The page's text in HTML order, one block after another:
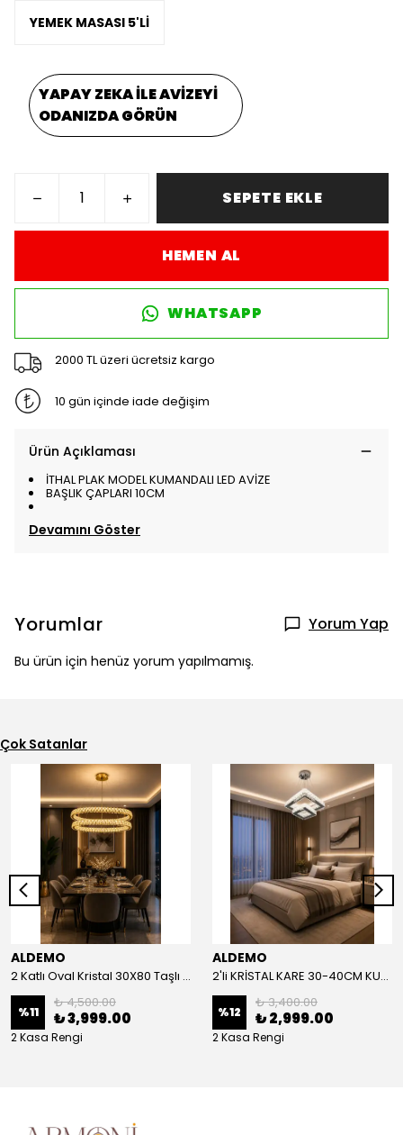
YEMEK MASASI 5'Lİ
YAPAY ZEKA İLE AVİZEYİ
ODANIZDA GÖRÜN
SEPETE EKLE
HEMEN AL
WHATSAPP
2000 TL üzeri ücretsiz kargo
10 gün içinde iade değişim
Ürün Açıklaması
İTHAL PLAK MODEL KUMANDALI LED AVİZE
BAŞLIK ÇAPLARI 10CM
Devamını Göster
Yorumlar Yorum Yap
Bu ürün için henüz yorum yapılmamış.
Çok Satanlar
ALDEMO
2 Katlı Oval Kristal 30X80 Taşlı KUMANDALI Led Avize
%11
₺ 4,500.00
₺ 3,999.00
2 Kasa Rengi
ALDEMO
2'li KRİSTAL KARE 30-40CM KUMANDALI LED AVİZE
%12
₺ 3,400.00
₺ 2,999.00
2 Kasa Rengi